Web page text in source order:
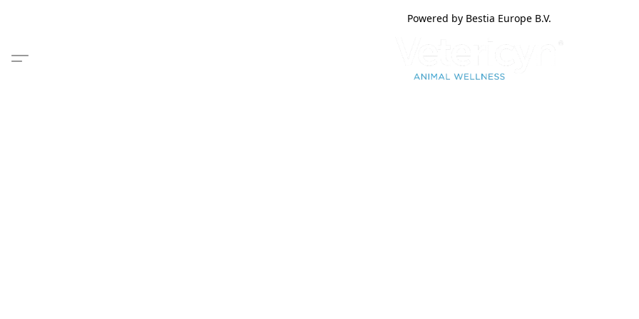
Powered by Bestia Europe B.V.